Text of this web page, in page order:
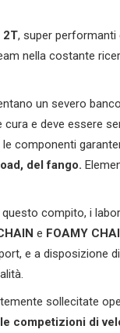
2T, super
nella costante
un severo
e deve essere
componenti
del fango.
compito, i
e FOAMY
e a disposizione
sollecitate
competizioni di